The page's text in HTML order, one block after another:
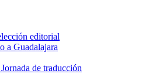
editorial
a Guadalajara
de traducción